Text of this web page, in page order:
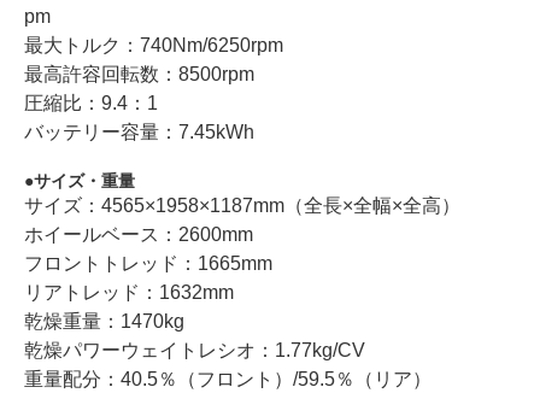
pm
最大トルク：740Nm/6250rpm
最高許容回転数：8500rpm
圧縮比：9.4：1
バッテリー容量：7.45kWh
サイズ・重量
サイズ：4565×1958×1187mm（全長×全幅×全高）
ホイールベース：2600mm
フロントトレッド：1665mm
リアトレッド：1632mm
乾燥重量：1470kg
乾燥パワーウェイトレシオ：1.77kg/CV
重量配分：40.5％（フロント）/59.5％（リア）